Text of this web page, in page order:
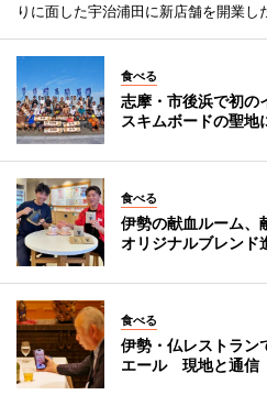
りに面した宇治浦田に新店舗を開業し
食べる
志摩・市後浜で初
スキムボードの聖地
食べる
伊勢の献血ルーム、
オリジナルブレンド
食べる
伊勢・仏レストラン
エール 現地と通信